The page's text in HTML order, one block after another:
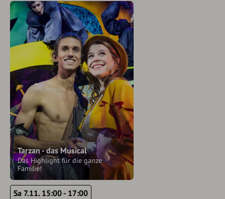
Tarzan - das Musical
Das Highlight für die ganze
Familie!
Sa 7.11. 15:00 - 17:00